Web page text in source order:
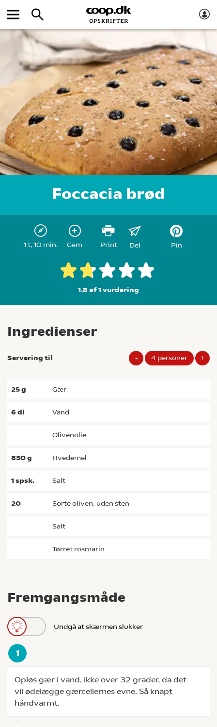
Foccacia brød
1 t, 10 min. Gem Print Del Pin
1.8 af 1vurdering
Fremgangsmåde
Undgå at skærmen slukker
Opløs gær i vand, ikke over 32 grader, da det
vil ødelægge gærcellernes evne. Så knapt
håndvarmt.
Ingredienser
Servering til - 4 personer +
25g gær
6 dl vand
olivenolie
850g hvedemel
1spsk. salt
20 sorte oliven, uden sten
salt
tørret rosmarin